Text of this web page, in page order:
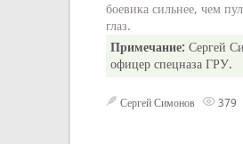
боевика сильнее, чем
глаз.
Примечание: Сергей
офицер спецназа ГРУ.
Сергей Симонов 379